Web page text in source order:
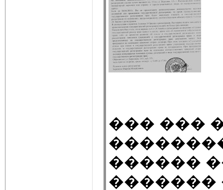
��� ���
������
�������